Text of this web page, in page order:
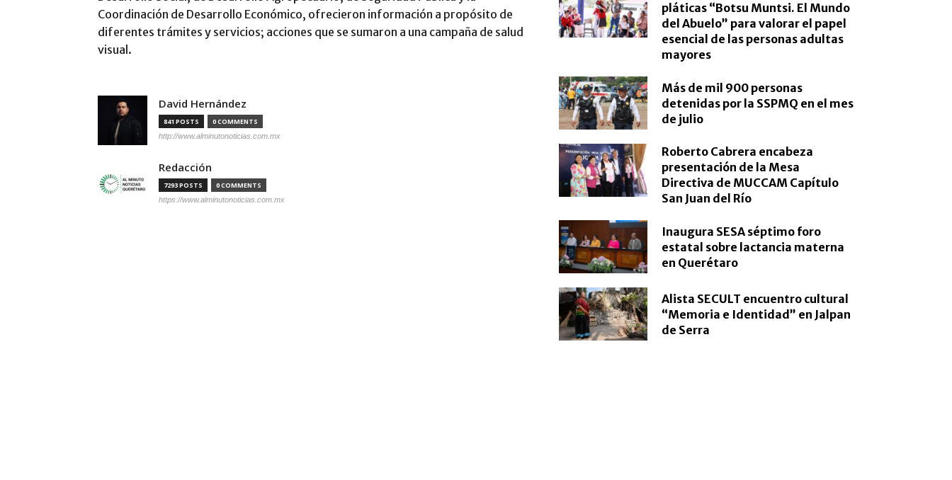
Coordinación de Desarrollo Económico, ofrecieron información a propósito de
diferentes trámites y servicios; acciones que se sumaron a una campaña de salud
visual.
David Hernández
841 POSTS 0 COMMENTS
http://www.alminutonoticias.com.mx
Redacción
7293 POSTS 0 COMMENTS
https://www.alminutonoticias.com.mx
pláticas “Botsu Muntsi. El Mundo
del Abuelo” para valorar el papel
esencial de las personas adultas
mayores
Más de mil 900 personas
detenidas por la SSPMQ en el mes
de julio
Roberto Cabrera encabeza
presentación de la Mesa
Directiva de MUCCAM Capítulo
San Juan del Río
Inaugura SESA séptimo foro
estatal sobre lactancia materna
en Querétaro
Alista SECULT encuentro cultural
“Memoria e Identidad” en Jalpan
de Serra